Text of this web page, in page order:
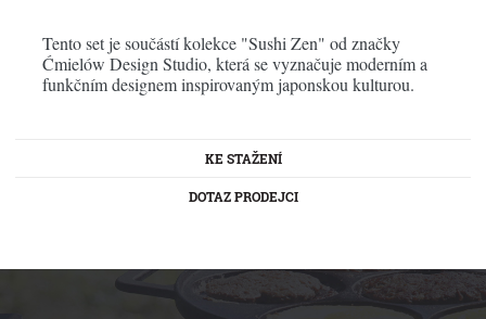
Tento set je součástí kolekce "Sushi Zen" od značky
Ćmielów Design Studio, která se vyznačuje moderním a
funkčním designem inspirovaným japonskou kulturou. ​
KE STAŽENÍ
DOTAZ PRODEJCI